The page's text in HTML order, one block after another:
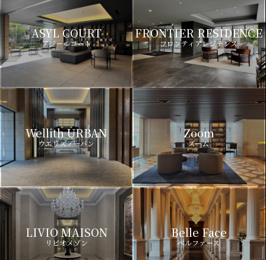
ASYL COURT
アジールコート
FRONTIER RESIDENCE
フロンティアレジデンス
Wellith URBAN
ウエリスアーバン
Zoom
ズーム
LIVIO MAISON
リビオメゾン
Belle Face
ベルファース